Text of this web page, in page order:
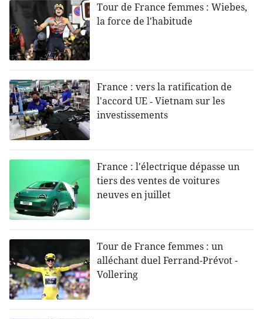
Tour de France femmes : Wiebes,
la force de l'habitude
France : vers la ratification de
l'accord UE ‑ Vietnam sur les
investissements
France : l'électrique dépasse un
tiers des ventes de voitures
neuves en juillet
Tour de France femmes : un
alléchant duel Ferrand-Prévot -
Vollering